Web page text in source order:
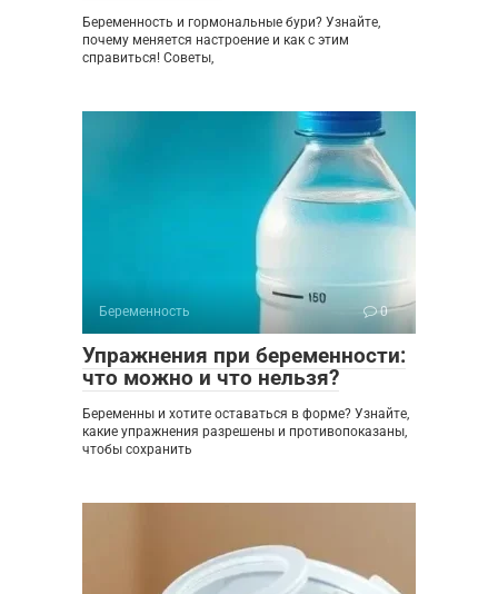
Беременность и гормональные бури? Узнайте,
почему меняется настроение и как с этим
справиться! Советы,
Беременность 0
Упражнения при беременности:
что можно и что нельзя?
Беременны и хотите оставаться в форме? Узнайте,
какие упражнения разрешены и противопоказаны,
чтобы сохранить